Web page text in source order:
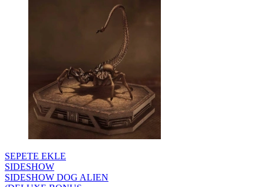
SEPETE EKLE
SIDESHOW
SIDESHOW DOG ALIEN